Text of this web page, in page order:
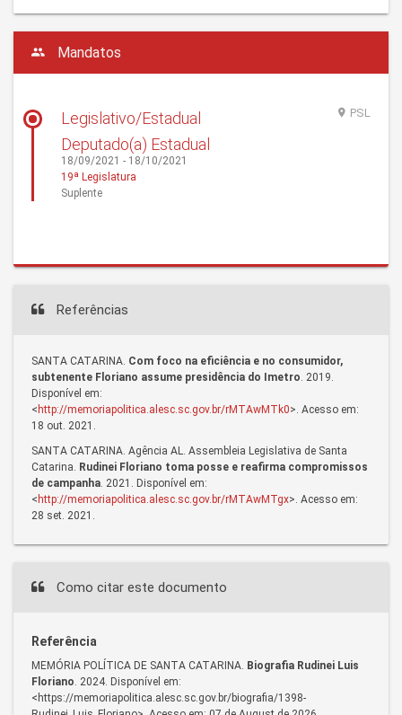
Mandatos
Legislativo/Estadual
Deputado(a) Estadual
18/09/2021 - 18/10/2021
PSL
19ª Legislatura
Suplente
Referências
SANTA CATARINA. Com foco na eficiência e no consumidor,
subtenente Floriano assume presidência do Imetro. 2019.
Disponível em:
< http://memoriapolitica.alesc.sc.gov.br/rMTAwMTk0>. Acesso em:
18 out. 2021.
SANTA CATARINA. Agência AL. Assembleia Legislativa de Santa
Catarina. Rudinei Floriano toma posse e reafirma compromissos
de campanha. 2021. Disponível em:
< http://memoriapolitica.alesc.sc.gov.br/rMTAwMTgx>. Acesso em:
28 set. 2021.
Como citar este documento
Referência
MEMÓRIA POLÍTICA DE SANTA CATARINA. Biografia Rudinei Luis
Floriano. 2024. Disponível em:
<https://memoriapolitica.alesc.sc.gov.br/biografia/1398-